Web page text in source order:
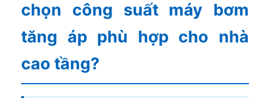
chọn công suất máy bơm
tăng áp phù hợp cho nhà
cao tầng?